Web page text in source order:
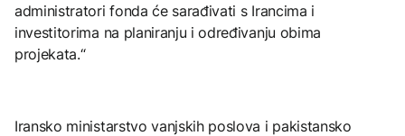
administratori fonda će sarađivati ​​s Irancima i
investitorima na planiranju i određivanju obima
projekata.“
Iransko ministarstvo vanjskih poslova i pakistansko